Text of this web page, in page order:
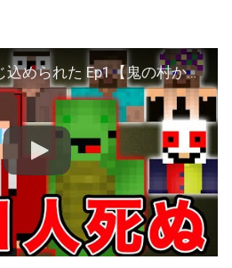
毎日1人死ぬ村に閉じ込められた Ep1【鬼の村から脱出】